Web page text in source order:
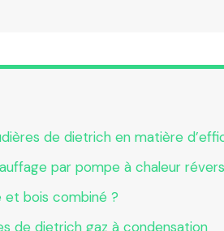
de dietrich en matière
par pompe à chaleur
et bois combiné ?
de dietrich gaz à condensation